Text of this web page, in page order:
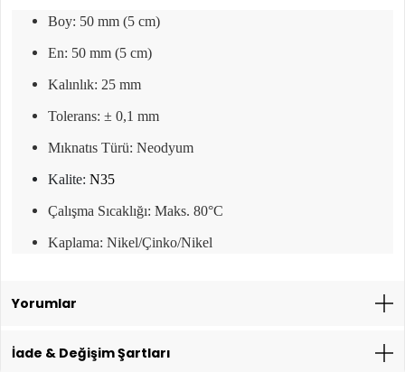
Boy: 50 mm (5 cm)
En: 50 mm (5 cm)
Kalınlık: 25 mm
Tolerans: ± 0,1 mm
Mıknatıs Türü: Neodyum
Kalite: N35
Çalışma Sıcaklığı: Maks. 80°C
Kaplama: Nikel/Çinko/Nikel
Yorumlar
İade & Değişim Şartları